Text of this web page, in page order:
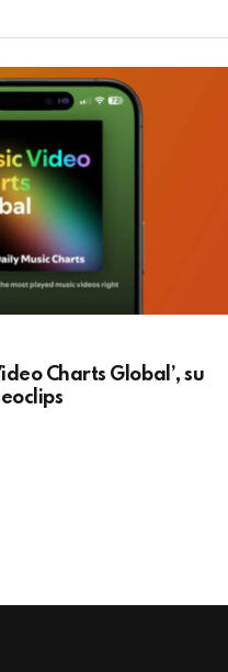
Charts Global’, su